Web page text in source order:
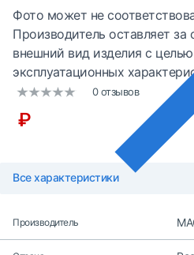
Фото может не
Производитель оставляет за
внешний вид изделия с
эксплуатационных
0 отзывов
₽
Все характеристики
Производитель